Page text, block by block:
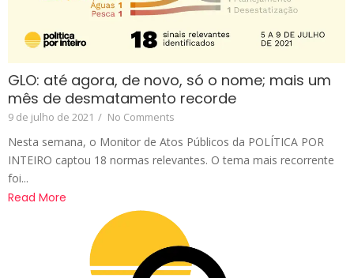
GLO: até agora, de novo, só o nome; mais um
mês de desmatamento recorde
9 de julho de 2021 / No Comments
Nesta semana, o Monitor de Atos Públicos da POLÍTICA POR
INTEIRO captou 18 normas relevantes. O tema mais recorrente
foi...
Read More